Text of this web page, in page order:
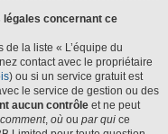
légales concernant ce
de la liste « L’équipe du
contact avec le propriétaire
) ou si un service gratuit est
le service de gestion ou des
aucun contrôle et ne peut
comment, où ou par qui ce